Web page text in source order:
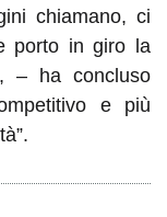
chiamano, ci
porto in giro la
– ha concluso
e più